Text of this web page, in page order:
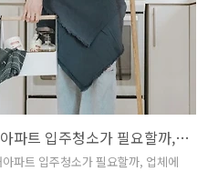
새아파트 입주청소가 필요할까, 업체에 맡길지 직접 청소할지 현실적인 기준
파트 입주청소가 필요할까, 업체에